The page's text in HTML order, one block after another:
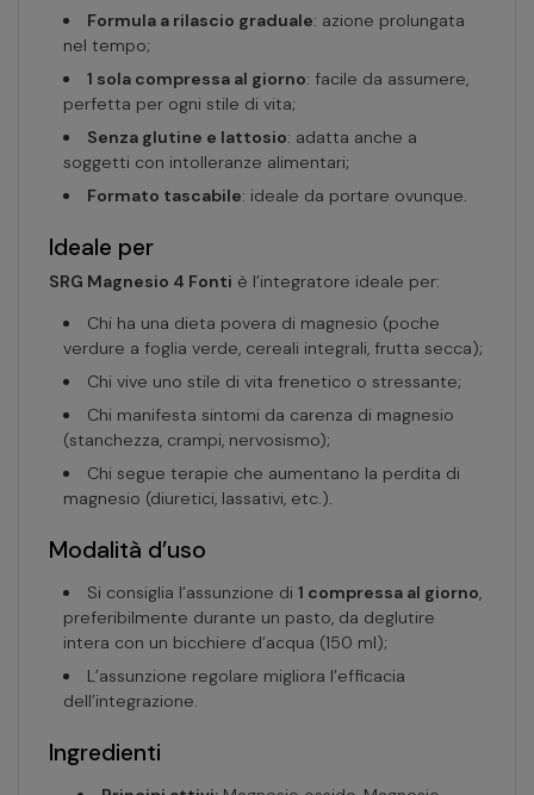
Formula a rilascio graduale: azione prolungata
nel tempo;
1 sola compressa al giorno: facile da assumere,
perfetta per ogni stile di vita;
Senza glutine e lattosio: adatta anche a
soggetti con intolleranze alimentari;
Formato tascabile: ideale da portare ovunque.
Ideale per
SRG Magnesio 4 Fonti è l’integratore ideale per:
Chi ha una dieta povera di magnesio (poche
verdure a foglia verde, cereali integrali, frutta secca);
Chi vive uno stile di vita frenetico o stressante;
Chi manifesta sintomi da carenza di magnesio
(stanchezza, crampi, nervosismo);
Chi segue terapie che aumentano la perdita di
magnesio (diuretici, lassativi, etc.).
Modalità d’uso
Si consiglia l’assunzione di1 compressa al giorno,
preferibilmente durante un pasto, da deglutire
intera con un bicchiere d’acqua (150 ml);
L’assunzione regolare migliora l’efficacia
dell’integrazione.
Ingredienti